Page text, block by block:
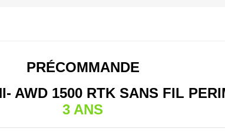
PRÉCOMMANDE
AWD 1500 RTK SANS FIL
3 ANS